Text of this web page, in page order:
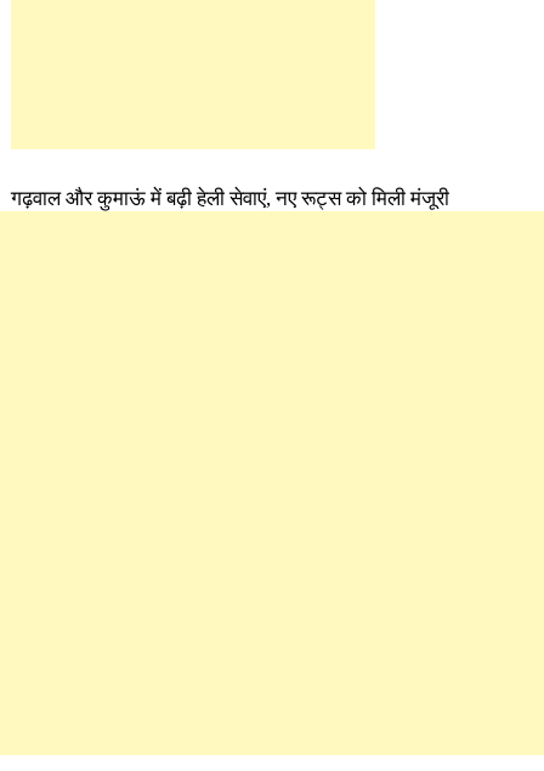
गढ़वाल और कुमाऊं में बढ़ी हेली सेवाएं, नए रूट्स को मिली मंजूरी